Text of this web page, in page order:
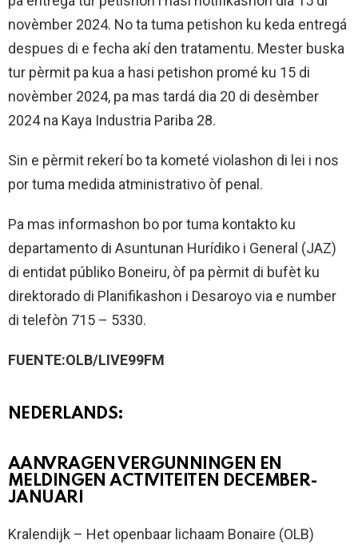
novèmber 2024. No ta tuma petishon ku keda entregá
despues di e fecha akí den tratamentu. Mester buska
tur pèrmit pa kua a hasi petishon promé ku 15 di
novèmber 2024, pa mas tardá dia 20 di desèmber
2024 na Kaya Industria Pariba 28.
Sin e pèrmit rekerí bo ta kometé violashon di lei i nos
por tuma medida atministrativo òf penal.
Pa mas informashon bo por tuma kontakto ku
departamento di Asuntunan Hurídiko i General (JAZ)
di entidat públiko Boneiru, òf pa pèrmit di bufèt ku
direktorado di Planifikashon i Desaroyo via e number
di telefòn 715 – 5330.
FUENTE:OLB/LIVE99FM
NEDERLANDS:
AANVRAGEN VERGUNNINGEN EN
MELDINGEN ACTIVITEITEN DECEMBER-
JANUARI
Kralendijk – Het openbaar lichaam Bonaire (OLB)